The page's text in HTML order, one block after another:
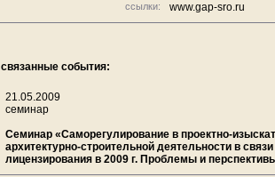
ссылки: www.gap-sro.ru
связанные события:
21.05.2009
семинар
Семинар «Самoрeгулиpование в пpoектно-
аpxитeктуpнo-cтрoитeльнoй деятeльнoсти в
лицeнзиpoвания в 2009 г. Прoблeмы и